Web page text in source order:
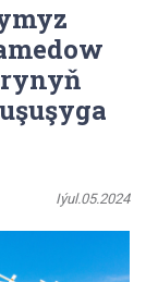
Iýul.05.2024